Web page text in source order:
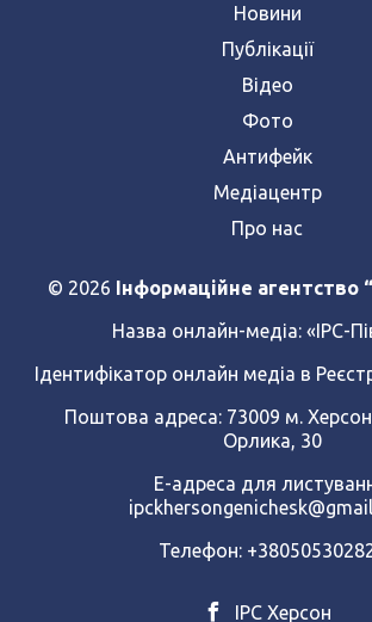
Новини
Публікації
Відео
Фото
Антифейк
Медіацентр
Про нас
© 2026 Інформаційне агентство
Назва онлайн-медіа: «ІРС-
Ідентифікатор онлайн медіа в
Поштова адреса: 73009 м.
Орлика, 30
Е-адреса для
Телефон:
ІРС Херсон